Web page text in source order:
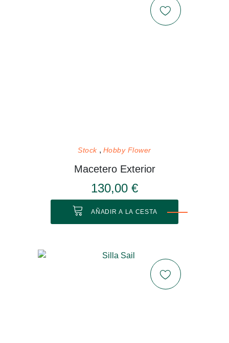
Stock Hobby Flower
Macetero Exterior
130,00 €
AÑADIR A LA CESTA